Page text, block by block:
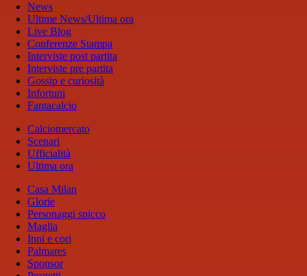
News
Ultime News/Ultima ora
Live Blog
Conferenze Stampa
Interviste post partita
Interviste pre partita
Gossip e curiosità
Infortuni
Fantacalcio
Calciomercato
Scenari
Ufficialità
Ultima ora
Casa Milan
Glorie
Personaggi spicco
Maglia
Inni e cori
Palmares
Sponsor